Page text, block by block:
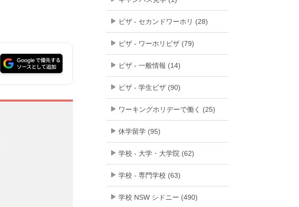
ビザ - セカンドワーホリ (28)
ビザ - ワーホリビザ (79)
ビザ - 一般情報 (14)
ビザ - 学生ビザ (90)
ワーキングホリデーで働く (25)
休学留学 (95)
学校 - 大学・大学院 (62)
学校 - 専門学校 (63)
学校 NSW シドニー (490)